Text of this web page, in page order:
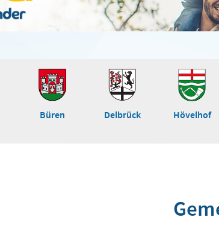
Büren Delbrück Hövelhof